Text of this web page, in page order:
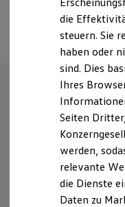
Kosten und
E-Auto-
Software
ID.
Digitale
Hybridautos
Marke und Erlebnis
Volkswagen
R-
Wie
Ihnen
die
steuern. Sie
haben oder
sind. Dies
Ihres
Seiten
werden,
relevante
die Dienste
Daten zu